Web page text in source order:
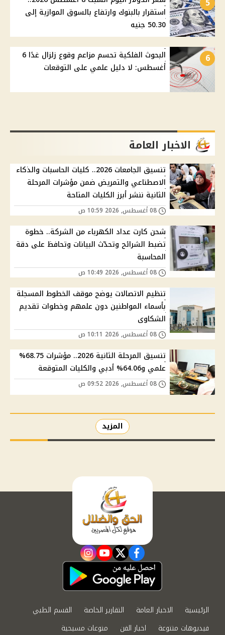
استقرار بالبنوك وارتفاع بالسوق الموازية إلى
50.30 جنيه
6
البحوث الفلكية تحسم مزاعم وقوع زلزال غدًا 6
أغسطس: لا دليل علمي على التوقعات
الاخبار العامة
تنسيق الجامعات 2026.. كليات الحاسبات والذكاء
الاصطناعي والتمريض ضمن مؤشرات المرحلة
الثانية ننشر أبرز الكليات المتاحة
شحن كارت عداد الكهرباء من الشركة.. خطوة
تضبط الشرائح وتحدّث البيانات وتحافظ على دقة
المحاسبة
تنظيم الاتصالات يوضح موقف الخطوط المسجلة
بأسماء المواطنين دون علمهم وخطوات تقديم
الشكاوى
تنسيق المرحلة الثانية 2026.. مؤشرات 68.75%
علمي و64.06% أدبي والكليات المتوقعة
المزيد
facebook
twitter
youtube
instagram
الرئيسية الاخبار العامة التقارير الخاصة
القسم الطبي
فيديوهات متنوعة
اخبار الفن منوعات مسيحية